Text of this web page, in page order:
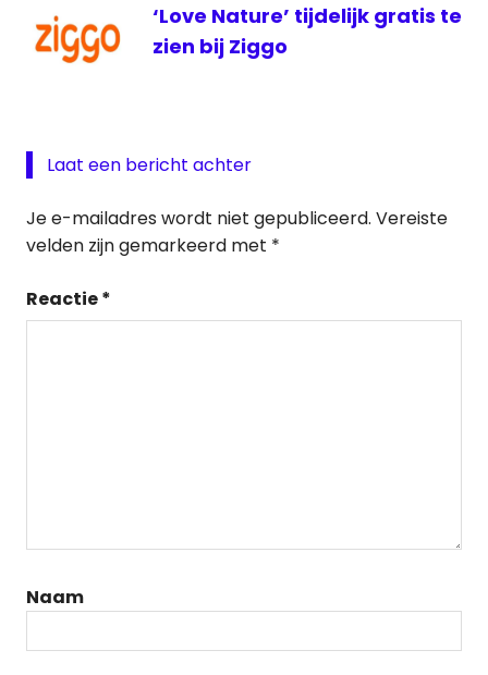
‘Love Nature’ tijdelijk gratis te
zien bij Ziggo
Laat een bericht achter
Je e-mailadres wordt niet gepubliceerd. Vereiste
velden zijn gemarkeerd met *
Reactie*
Naam